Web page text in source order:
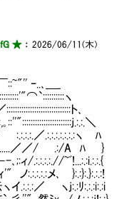
★：2026/06/11(木)
､＿_
ヽ
ト､
＼
.:.:.:.:.:.:.:ヽ ﾊ
／／/ .:/A ﾊ }
~ﾞ!...:.:i.:.:.{ 話
メ､ }:.:}:.}:.:.:!
j:.:ﾘ:.:.:i:.:i でも